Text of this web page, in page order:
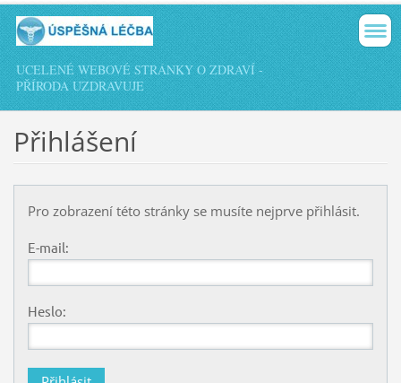
UCELENÉ WEBOVÉ STRÁNKY O ZDRAVÍ -
PŘÍRODA UZDRAVUJE
Přihlášení
Pro zobrazení této stránky se musíte nejprve přihlásit.
E-mail:
Heslo: